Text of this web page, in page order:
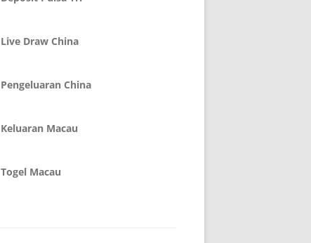
Live Draw China
Pengeluaran China
Keluaran Macau
Togel Macau